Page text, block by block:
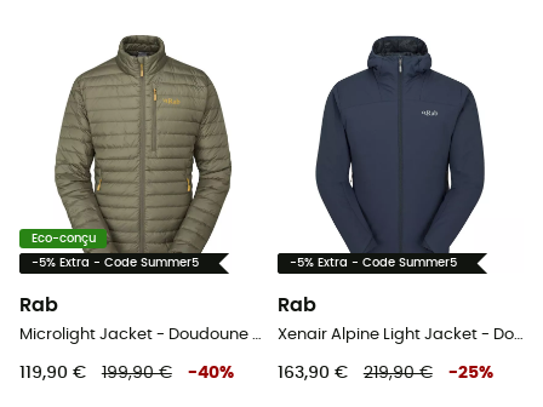
Eco-conçu
-5% Extra - Code Summer5
Rab
Microlight Jacket - Doudoune homme
119,90 € 199,90 € -40%
-5% Extra - Code Summer5
Rab
Xenair Alpine Light Jacket - Doudoune homme
163,90 € 219,90 € -25%